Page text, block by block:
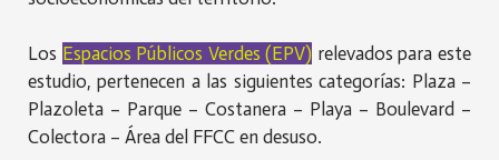
Los Espacios Públicos Verdes (EPV) relevados para este
estudio, pertenecen a las siguientes categorías: Plaza –
Plazoleta – Parque – Costanera – Playa – Boulevard –
Colectora – Área del FFCC en desuso.